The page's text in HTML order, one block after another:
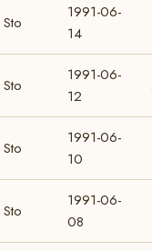
Sto
1991-06-
14
Sto
1991-06-
12
Sto
1991-06-
10
Sto
1991-06-
08